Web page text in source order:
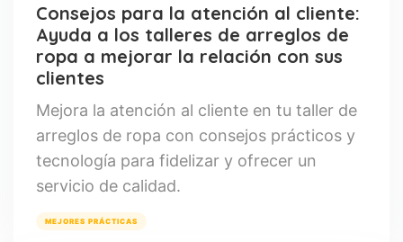
Consejos para la atención al cliente:
Ayuda a los talleres de arreglos de
ropa a mejorar la relación con sus
clientes
Mejora la atención al cliente en tu taller de
arreglos de ropa con consejos prácticos y
tecnología para fidelizar y ofrecer un
servicio de calidad.
MEJORES PRÁCTICAS